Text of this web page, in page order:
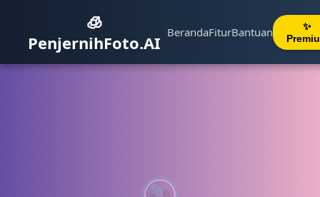
🧊
PenjernihFoto.AI BerandaFiturBantuan
✨